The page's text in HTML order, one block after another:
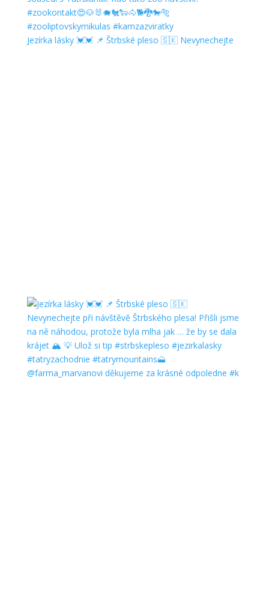
Jezírka lásky 💓💓 📌 Štrbské pleso 🇸🇰 Nevynechejte
@farma_marvanovi děkujeme za krásné odpoledne #k